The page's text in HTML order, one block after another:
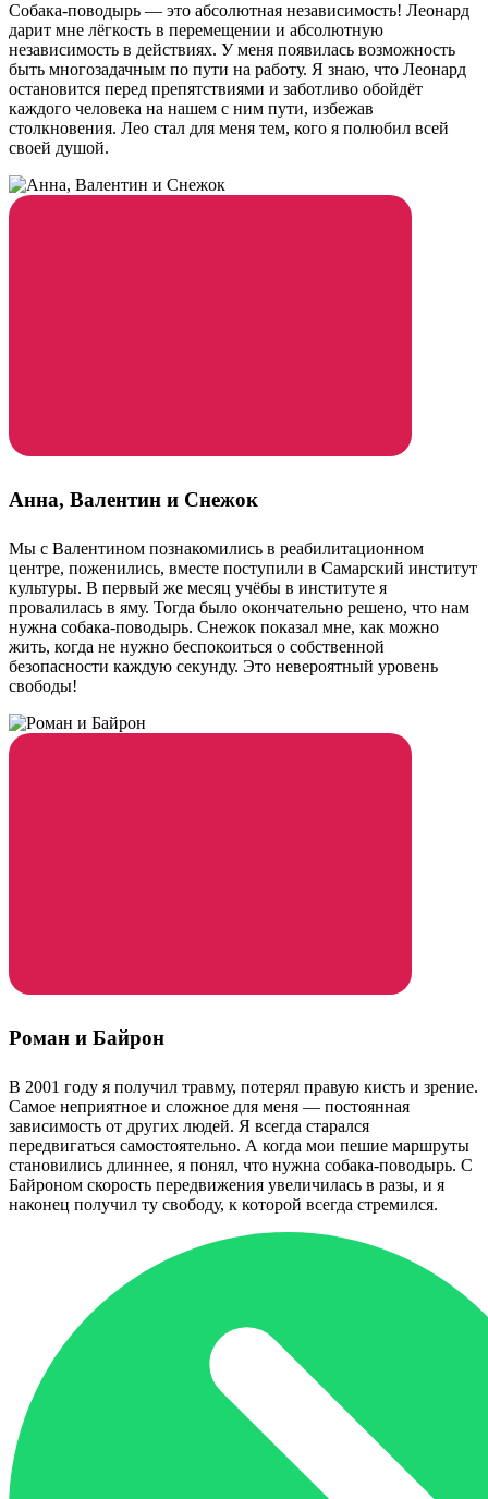
Собака-поводырь — это абсолютная независимость! Леонард
дарит мне лёгкость в перемещении и абсолютную
независимость в действиях. У меня появилась возможность
быть многозадачным по пути на работу. Я знаю, что Леонард
остановится перед препятствиями и заботливо обойдёт
каждого человека на нашем с ним пути, избежав
столкновения. Лео стал для меня тем, кого я полюбил всей
своей душой.
Анна, Валентин и Снежок
Мы с Валентином познакомились в реабилитационном
центре, поженились, вместе поступили в Самарский институт
культуры. В первый же месяц учёбы в институте я
провалилась в яму. Тогда было окончательно решено, что нам
нужна собака-поводырь. Снежок показал мне, как можно
жить, когда не нужно беспокоиться о собственной
безопасности каждую секунду. Это невероятный уровень
свободы!
Роман и Байрон
В 2001 году я получил травму, потерял правую кисть и зрение.
Самое неприятное и сложное для меня — постоянная
зависимость от других людей. Я всегда старался
передвигаться самостоятельно. А когда мои пешие маршруты
становились длиннее, я понял, что нужна собака-поводырь. С
Байроном скорость передвижения увеличилась в разы, и я
наконец получил ту свободу, к которой всегда стремился.